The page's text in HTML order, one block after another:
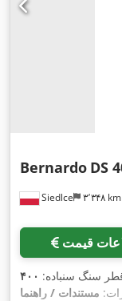
Siedlce ۳٬۳۴۸ km
Bernardo DS
قیمت
سنگ سنباده: ۴۰۰
مستندات / راهنما